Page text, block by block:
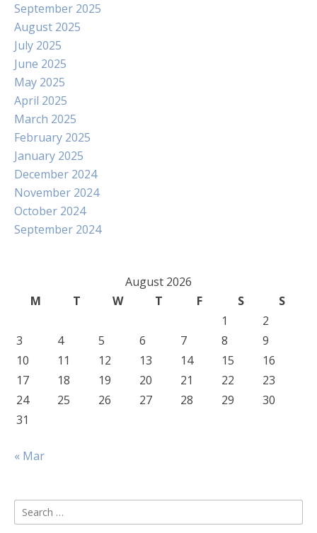
September 2025
August 2025
July 2025
June 2025
May 2025
April 2025
March 2025
February 2025
January 2025
December 2024
November 2024
October 2024
September 2024
August 2026
M
T W T F S
S
1
2
3
4 5 6 7 8
9
10
11 12 13 14 15
16
17
18 19 20 21 22
23
24
25 26 27 28 29
30
31
« Mar
Search
for: